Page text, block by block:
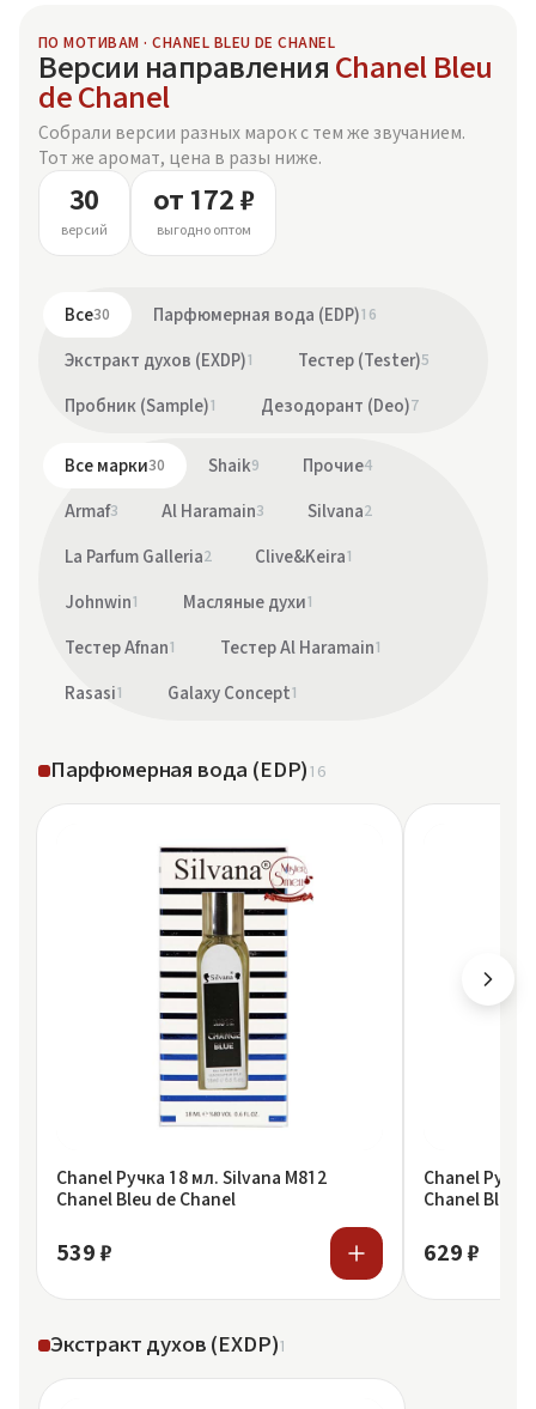
ПО МОТИВАМ · CHANEL BLEU DE CHANEL
Версии направления Chanel Bleu
de Chanel
Собрали версии разных марок с тем же звучанием.
Тот же аромат, цена в разы ниже.
30
версий
от 172 ₽
выгодно оптом
Все30 Парфюмерная вода (EDP)16
Экстракт духов (EXDP)1 Тестер (Tester)5
Пробник (Sample)1 Дезодорант (Deo)7
Все марки30 Shaik9 Прочие4
Armaf3 Al Haramain3 Silvana2
La Parfum Galleria2 Clive&Keira1
Johnwin1 Масляные духи1
Тестер Afnan1 Тестер Al Haramain1
Rasasi1 Galaxy Concept1
Парфюмерная вода (EDP)16
Chanel Ручка 18 мл. Silvana M812
Chanel Bleu de Chanel
539 ₽
Chanel
Chanel Bleu
629 ₽
Экстракт духов (EXDP)1